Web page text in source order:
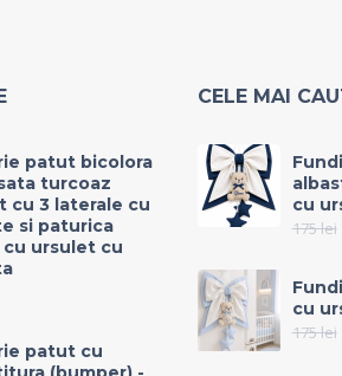
patut bicolora
turcoaz
cu 3 laterale cu
si paturica
cu ursulet cu
patut cu
CELE MAI
cu
175lei
cu
175lei